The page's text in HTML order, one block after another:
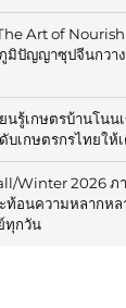
Art of
มิปัญญาซุปจีนกวา
รู้เกษตรบ้านโนน
บเกษตรกรไทยให้
Winter 2026 ภ
ท้อนความหลากห
ทุกวัน